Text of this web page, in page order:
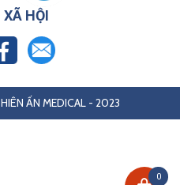
HỘI
ẤN MEDICAL - 2023
0